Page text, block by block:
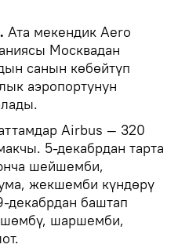
Ата мекендик Aero
Москвадан
санын көбөйтүп
аэропортунун
Airbus — 320
5-декабрдан тарта
шейшемби,
жекшемби күндөрү
декабрдан баштап
шаршемби,